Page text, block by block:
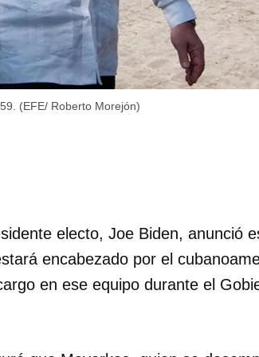
(EFE/ Roberto Morejón)
electo, Joe Biden, anunció
encabezado por el
en ese equipo durante el